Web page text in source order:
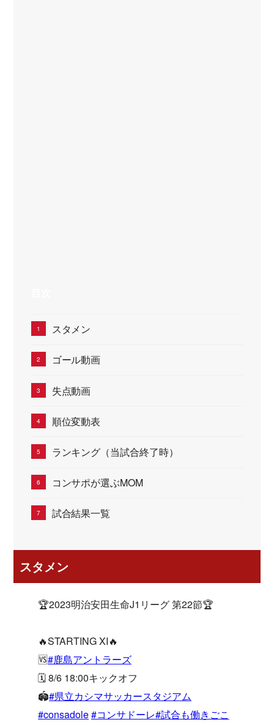
スタメン
ゴール動画
失点動画
順位変動表
ランキング（当試合終了時）
コンサポが選ぶMOM
試合結果一覧
スタメン
🏆2023明治安田生命J1リーグ 第22節🏆
🔥STARTING XI🔥
🆚#鹿島アントラーズ
🗓 8/6 18:00キックオフ
🏟#県立カシマサッカースタジアム
#consadole#コンサドーレ#試合も働きごこ